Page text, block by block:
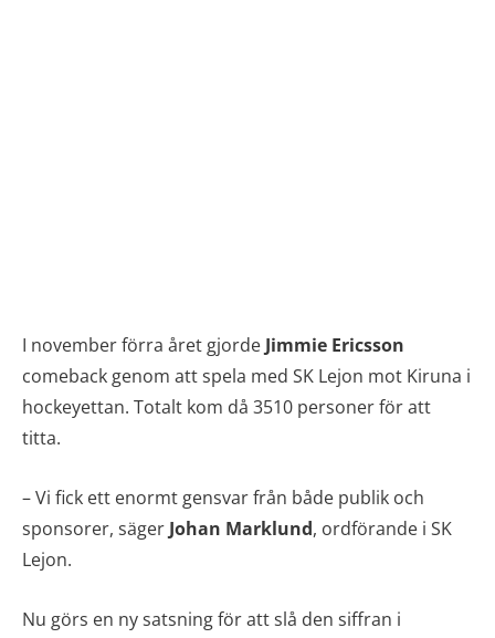
I november förra året gjorde Jimmie Ericsson
comeback genom att spela med SK Lejon mot Kiruna i
hockeyettan. Totalt kom då 3510 personer för att
titta.
– Vi fick ett enormt gensvar från både publik och
sponsorer, säger Johan Marklund, ordförande i SK
Lejon.
Nu görs en ny satsning för att slå den siffran i